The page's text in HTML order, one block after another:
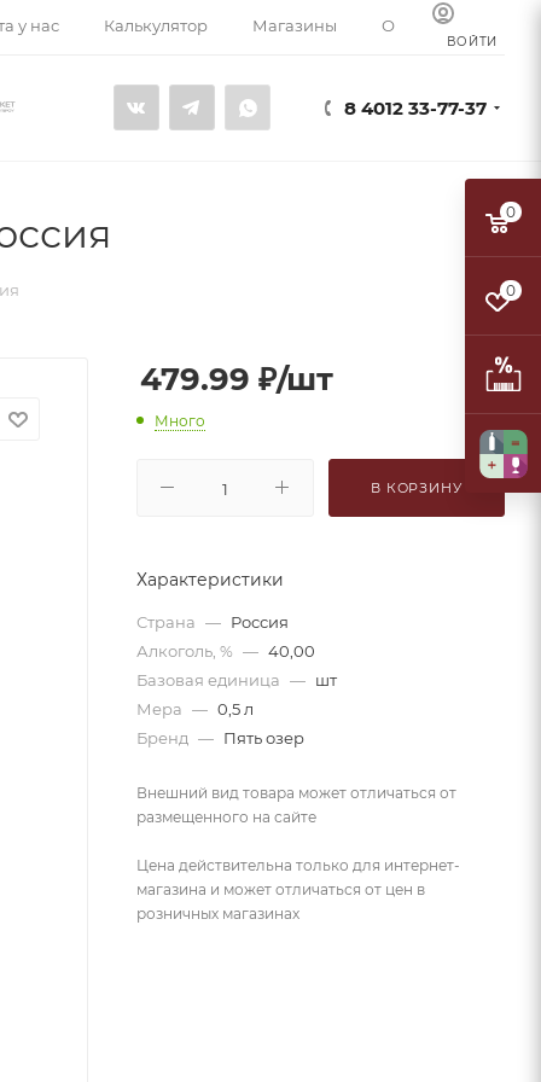
у нас Калькулятор Магазины О компании
ВОЙТИ
8 4012 33-77-37
479.99 ₽/шт
Много
В КОРЗИНУ
Характеристики
Страна — Россия
Алкоголь, % — 40,00
Базовая единица — шт
Мера — 0,5 л
Бренд — Пять озер
Внешний вид товара может отличаться от
размещенного на сайте
Цена действительна только для интернет-
магазина и может отличаться от цен в
розничных магазинах
0
0